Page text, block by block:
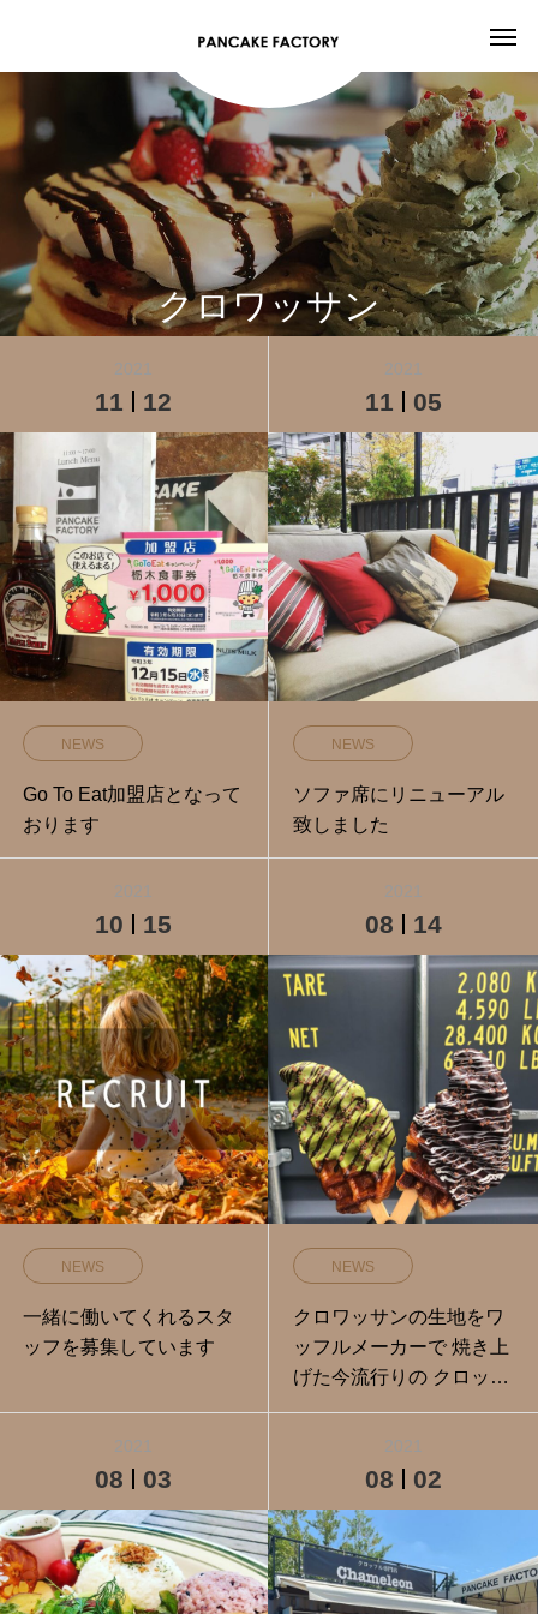
クロワッサン
2021
11 12
NEWS
Go To Eat加盟店となって
おります‍
2021
11 05
NEWS
ソファ席にリニューアル
致しました
2021
10 15
NEWS
一緒に働いてくれるスタ
ッフを募集しています
2021
08 14
NEWS
クロワッサンの生地をワ
ッフルメーカーで 焼き上
げた今流行りの クロッフ
2021
08 03
2021
08 02